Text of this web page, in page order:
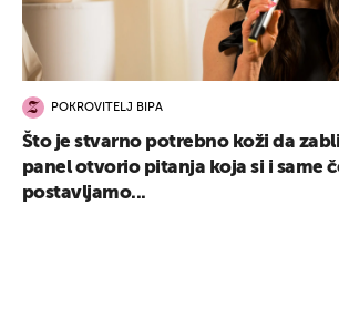
POKROVITELJ BIPA
Što je stvarno potrebno koži da
panel otvorio pitanja koja si i same
postavljamo...